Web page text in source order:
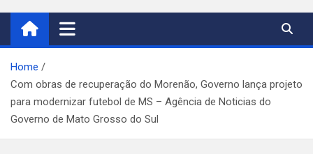
Home
Com obras de recuperação do Morenão, Governo lança projeto
para modernizar futebol de MS – Agência de Noticias do
Governo de Mato Grosso do Sul